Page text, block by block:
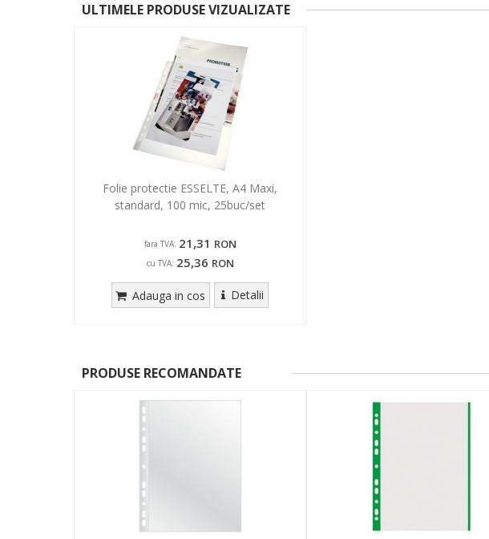
ULTIMELE PRODUSE VIZUALIZATE
Folie protectie ESSELTE, A4 Maxi,
standard, 100 mic, 25buc/set
fara TVA: 21,31 RON
cu TVA: 25,36 RON
Adauga in cos Detalii
PRODUSE RECOMANDATE